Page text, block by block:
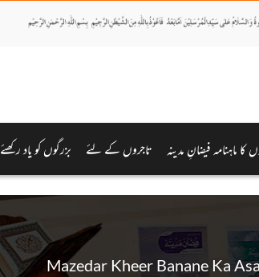
کا ماہنامہ فیضانِ مدینہ تاجروں کے لئے بزرگوں کو یاد رکھئے
Mazedar Kheer Banane Ka